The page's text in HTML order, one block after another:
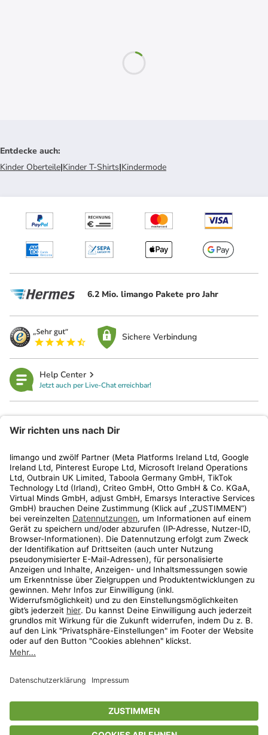
Entdecke auch:
Kinder Oberteile|Kinder T-Shirts|Kindermode
6.2 Mio. limango Pakete pro Jahr
Sichere Verbindung
Help Center
Jetzt auch per Live-Chat erreichbar!
Kundenservice
Shop
Aktionen
Travel
* Streichpreise entsprechen der unverbindlichen Preisempfehlung des
Herstellers. Prozentangaben beziehen sich auf den Streichpreis.